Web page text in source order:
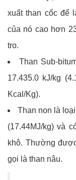
xuất than cốc để
của nó cao hơn
tro.
Than Sub-
17.435.0 kJ/kg
Kcal/Kg).
Than non là
(17.44MJ/kg) và
khô. Thường
gọi là than nâu.